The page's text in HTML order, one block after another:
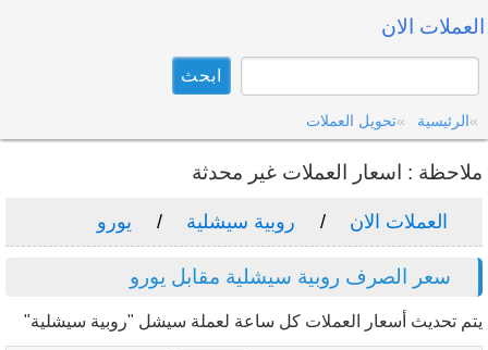
العملات الان
الرئيسية تحويل العملات
ملاحظة : اسعار العملات غير محدثة
العملات الان روبية سيشلية يورو
سعر الصرف روبية سيشلية مقابل يورو
يتم تحديث أسعار العملات كل ساعة لعملة سيشل "روبية سيشلية"